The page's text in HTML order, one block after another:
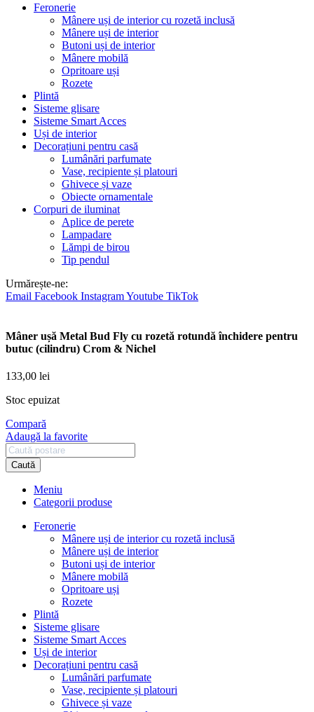
Feronerie
Mânere uși de interior cu rozetă inclusă
Mânere uși de interior
Butoni uși de interior
Mânere mobilă
Opritoare uși
Rozete
Plintă
Sisteme glisare
Sisteme Smart Acces
Uși de interior
Decorațiuni pentru casă
Lumânări parfumate
Vase, recipiente și platouri
Ghivece și vaze
Obiecte ornamentale
Corpuri de iluminat
Aplice de perete
Lampadare
Lămpi de birou
Tip pendul
Urmărește-ne:
Email Facebook InstagramYoutube TikTok
Mâner ușă Metal Bud Fly cu rozetă rotundă închidere pentru
butuc (cilindru) Crom & Nichel
133,00 lei
Stoc epuizat
Compară
Adaugă la favorite
Caută
Meniu
Categorii produse
Feronerie
Mânere uși de interior cu rozetă inclusă
Mânere uși de interior
Butoni uși de interior
Mânere mobilă
Opritoare uși
Rozete
Plintă
Sisteme glisare
Sisteme Smart Acces
Uși de interior
Decorațiuni pentru casă
Lumânări parfumate
Vase, recipiente și platouri
Ghivece și vaze